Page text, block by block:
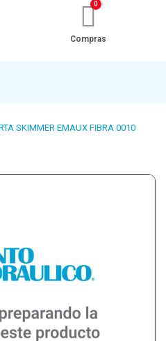
Compras
SKIMMER EMAUX FIBRA 0010